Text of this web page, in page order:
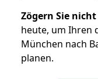
Zögern Sie nicht
heute, um Ihren
München nach
planen.